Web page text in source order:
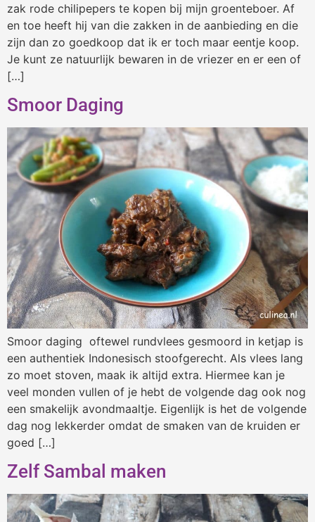
zak rode chilipepers te kopen bij mijn groenteboer. Af
en toe heeft hij van die zakken in de aanbieding en die
zijn dan zo goedkoop dat ik er toch maar eentje koop.
Je kunt ze natuurlijk bewaren in de vriezer en er een of
[…]
Smoor Daging
Smoor daging oftewel rundvlees gesmoord in ketjap is
een authentiek Indonesisch stoofgerecht. Als vlees lang
zo moet stoven, maak ik altijd extra. Hiermee kan je
veel monden vullen of je hebt de volgende dag ook nog
een smakelijk avondmaaltje. Eigenlijk is het de volgende
dag nog lekkerder omdat de smaken van de kruiden er
goed […]
Zelf Sambal maken